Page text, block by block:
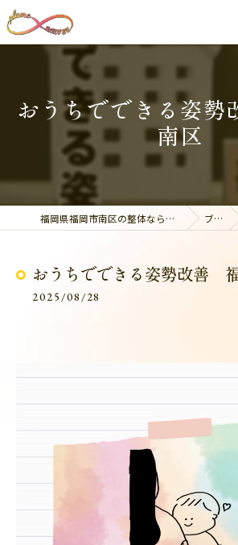
おうちでできる姿
南区
福岡県福岡市南区の整体なら美容整骨サロン plume ブログ
おうちでできる姿勢改善
2025/08/28